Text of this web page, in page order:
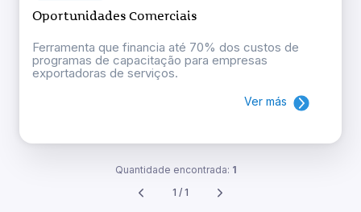
Oportunidades Comerciais
Ferramenta que financia até 70% dos custos de
programas de capacitação para empresas
exportadoras de serviços.
Ver más
Quantidade encontrada: 1
1 / 1